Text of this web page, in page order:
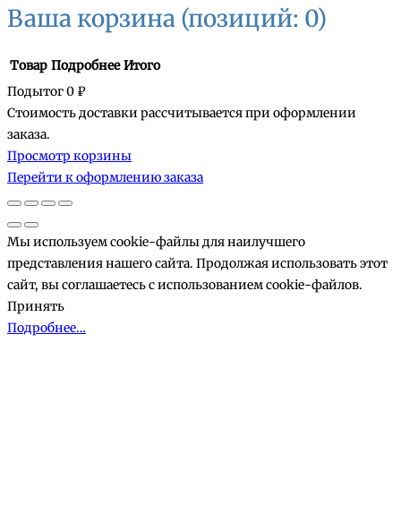
Ваша корзина (позиций: 0)
Товары
в
корзине
Товар Подробнее Итого
Подытог0 ₽
Стоимость доставки рассчитывается при оформлении
заказа.
Просмотр корзины
Перейти к оформлению заказа
Мы используем cookie-файлы для наилучшего
представления нашего сайта. Продолжая использовать этот
сайт, вы соглашаетесь с использованием cookie-файлов.
Принять
Подробнее…